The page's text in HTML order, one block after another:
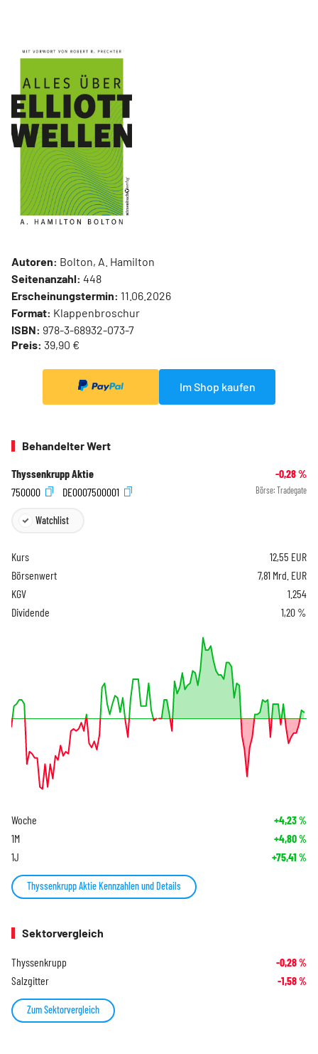
Autoren: Bolton, A. Hamilton
Seitenanzahl: 448
Erscheinungstermin: 11.06.2026
Format: Klappenbroschur
ISBN: 978-3-68932-073-7
Preis: 39,90 €
Im Shop kaufen
Behandelter Wert
Thyssenkrupp Aktie -0,28%
750000
DE0007500001 Börse: Tradegate
Watchlist
Kurs 12,55 EUR
Börsenwert
7,81 Mrd. EUR
KGV
1.254
Dividende
1,20 %
Woche +4,23%
1M +4,80%
1J +75,41 %
Thyssenkrupp Aktie Kennzahlen und Details
Sektorvergleich
Thyssenkrupp -0,28%
Salzgitter -1,58%
Zum Sektorvergleich